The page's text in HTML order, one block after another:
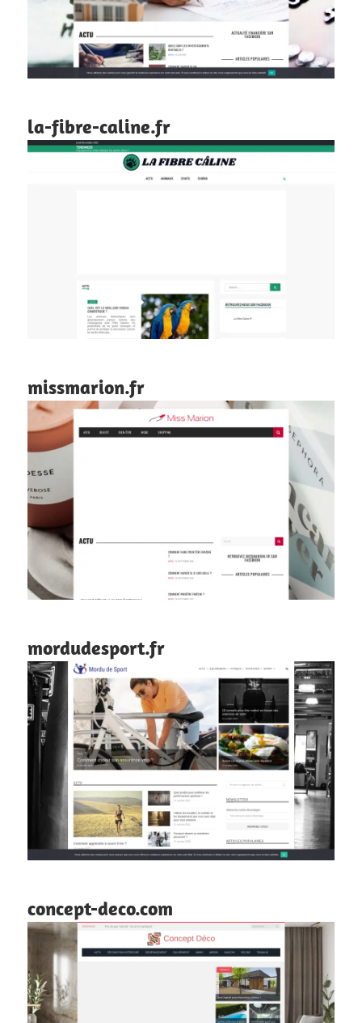
la-fibre-caline.fr
missmarion.fr
mordudesport.fr
concept-deco.com